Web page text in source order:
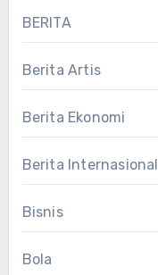
BERITA
Berita Artis
Berita Ekonomi
Berita Internasional
Bisnis
Bola